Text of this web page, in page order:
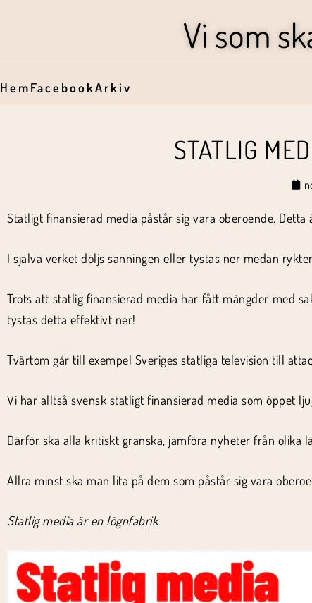
Vi som
HemFacebookArkiv
STATLIG
Statligt finansierad media påstår sig vara oberoende. Detta
I själva verket döljs sanningen eller tystas ner medan
Trots att statlig finansierad media har fått mängder med
tystas detta effektivt ner!
Tvärtom går till exempel Sveriges statliga television till
Vi har alltså svensk statligt finansierad media som öppet
Därför ska alla kritiskt granska, jämföra nyheter från olika
Allra minst ska man lita på dem som påstår sig vara
Statlig media är en lögnfabrik